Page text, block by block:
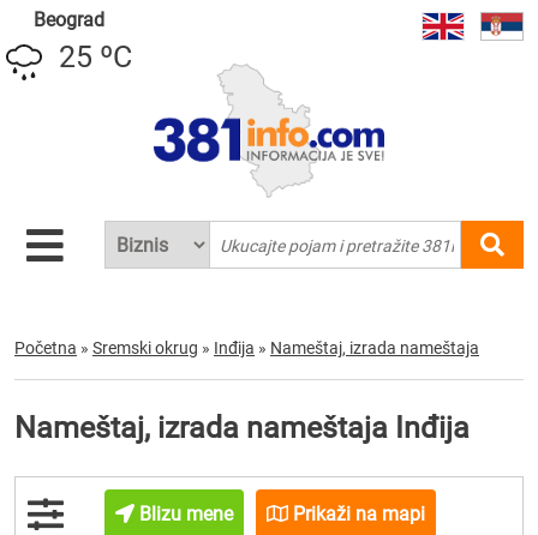
Beograd
25 ºC
Početna » Sremski okrug » Inđija » Nameštaj, izrada nameštaja
Nameštaj, izrada nameštaja Inđija
Blizu mene Prikaži na mapi